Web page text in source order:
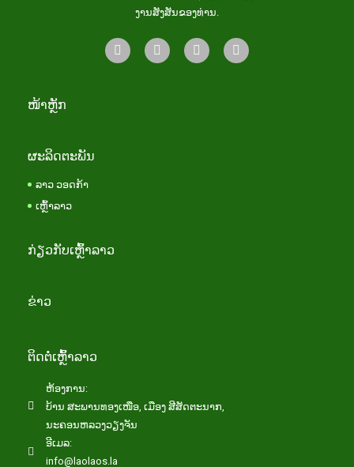
ງານສັງສັນຂອງທ່ານ.
ໜ້າຫຼັກ
ຜະລິດຕະພັນ
ລາວ ວອດກ້າ
ເຫຼົ້າລາວ
ກ່ຽວກັບເຫຼົ້າລາວ
ຂ່າວ
ຕິດຕໍ່ເຫຼົ້າລາວ
ຫ້ອງການ:
ບ້ານ ສະພານທອງເໜືອ, ເມືອງ ສີສັດຕະນາກ,
ນະຄອນຫລວງວຽງຈັນ
ອີເມລ:
info@laolaos.la